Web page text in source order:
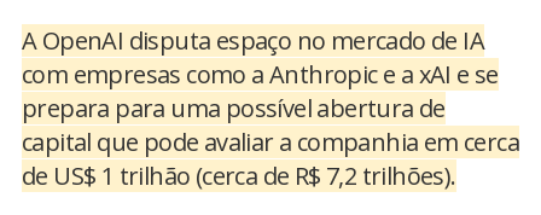
A OpenAI disputa espaço no mercado de IA
com empresas como a Anthropic e a xAI e se
prepara para uma possível abertura de
capital que pode avaliar a companhia em cerca
de US$ 1 trilhão (cerca de R$ 7,2 trilhões).